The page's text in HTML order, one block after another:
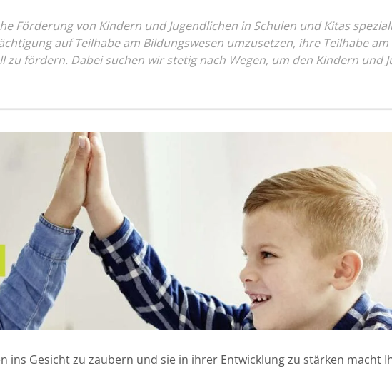
Förderung von Kindern und Jugendlichen in Schulen und Kitas
auf Teilhabe am Bildungswesen umzusetzen, ihre Teilhabe
fördern. Dabei suchen wir stetig nach Wegen, um den Kindern und
ins Gesicht zu zaubern und sie in ihrer Entwicklung zu stärken macht